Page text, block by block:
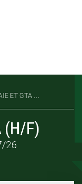
ET GTA ...
(H/F)
26